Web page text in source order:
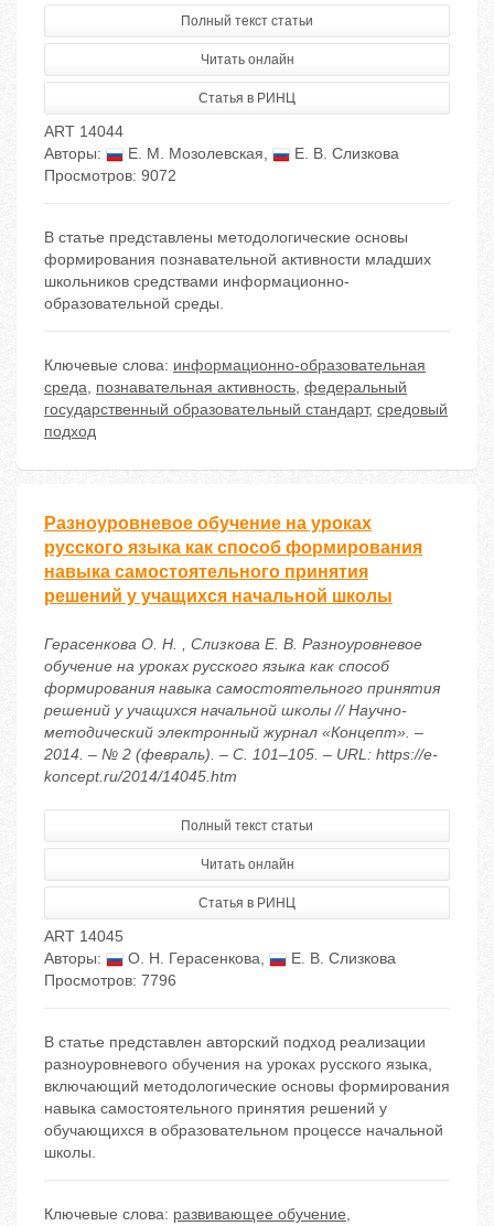
Полный текст статьи
Читать онлайн
Статья в РИНЦ
ART 14044
Авторы:
Е. М. Мозолевская,
Е. В. Слизкова
Просмотров: 9072
В статье представлены методологические основы
формирования познавательной активности младших
школьников средствами информационно-
образовательной среды.
Ключевые слова: информационно-образовательная
среда, познавательная активность, федеральный
государственный образовательный стандарт, средовый
подход
Разноуровневое обучение на уроках
русского языка как способ формирования
навыка самостоятельного принятия
решений у учащихся начальной школы
Герасенкова О. Н. , Слизкова Е. В. Разноуровневое
обучение на уроках русского языка как способ
формирования навыка самостоятельного принятия
решений у учащихся начальной школы // Научно-
методический электронный журнал «Концепт». –
2014. – № 2 (февраль). – С. 101–105. – URL: https://e-
koncept.ru/2014/14045.htm
Полный текст статьи
Читать онлайн
Статья в РИНЦ
ART 14045
Авторы:
О. Н. Герасенкова,
Е. В. Слизкова
Просмотров: 7796
В статье представлен авторский подход реализации
разноуровневого обучения на уроках русского языка,
включающий методологические основы формирования
навыка самостоятельного принятия решений у
обучающихся в образовательном процессе начальной
школы.
Ключевые слова: развивающее обучение,